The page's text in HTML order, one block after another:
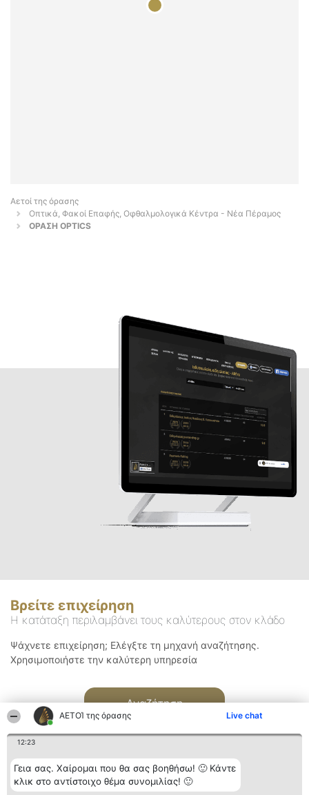
ΑΕΤΟΊ της όρασης Live chat
12:23
Γεια σας. Χαίρομαι που θα σας βοηθήσω! 🙂 Κάντε
κλικ στο αντίστοιχο θέμα συνομιλίας! 🙂
Αετοί της όρασης
Οπτικά, Φακοί Επαφής, Οφθαλμολογικά Κέντρα - Νέα Πέραμος
ΟΡΑΣΗ OPTICS
Βρείτε επιχείρηση
Η κατάταξη περιλαμβάνει τους καλύτερους στον κλάδο
Ψάχνετε επιχείρηση; Ελέγξτε τη μηχανή αναζήτησης.
Χρησιμοποιήστε την καλύτερη υπηρεσία
Αναζήτηση